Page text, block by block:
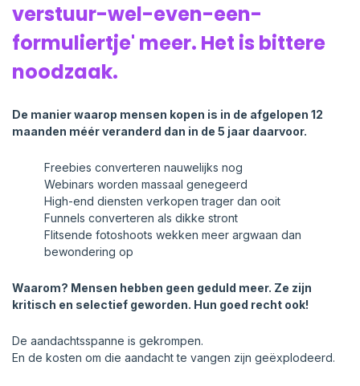
verstuur-wel-even-een-
formuliertje' meer. Het is bittere
noodzaak.
De manier waarop mensen kopen is in de afgelopen 12
maanden méér veranderd dan in de 5 jaar daarvoor.
Freebies converteren nauwelijks nog
Webinars worden massaal genegeerd
High-end diensten verkopen trager dan ooit
Funnels converteren als dikke stront
Flitsende fotoshoots wekken meer argwaan dan
bewondering op
Waarom? Mensen hebben geen geduld meer. Ze zijn
kritisch en selectief geworden. Hun goed recht ook!
De aandachtsspanne is gekrompen.
En de kosten om die aandacht te vangen zijn geëxplodeerd.